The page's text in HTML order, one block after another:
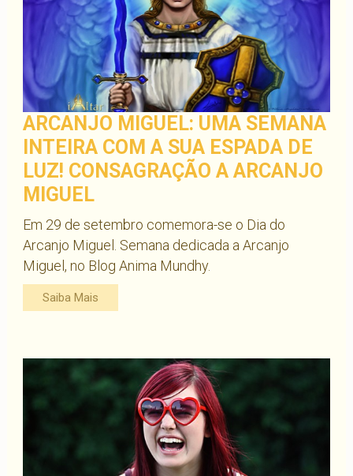
ARCANJO MIGUEL: UMA SEMANA
INTEIRA COM A SUA ESPADA DE
LUZ! CONSAGRAÇÃO A ARCANJO
MIGUEL
Em 29 de setembro comemora-se o Dia do
Arcanjo Miguel. Semana dedicada a Arcanjo
Miguel, no Blog Anima Mundhy.
Saiba Mais